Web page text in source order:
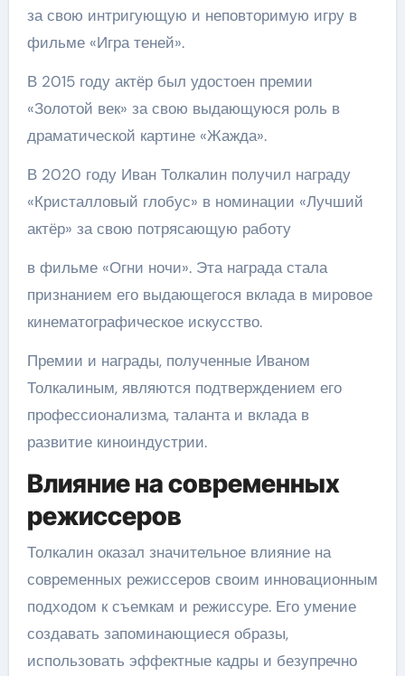
за свою интригующую и неповторимую игру в
фильме «Игра теней».
В 2015 году актёр был удостоен премии
«Золотой век» за свою выдающуюся роль в
драматической картине «Жажда».
В 2020 году Иван Толкалин получил награду
«Кристалловый глобус» в номинации «Лучший
актёр» за свою потрясающую работу
в фильме «Огни ночи». Эта награда стала
признанием его выдающегося вклада в мировое
кинематографическое искусство.
Премии и награды, полученные Иваном
Толкалиным, являются подтверждением его
профессионализма, таланта и вклада в
развитие киноиндустрии.
Влияние на современных
режиссеров
Толкалин оказал значительное влияние на
современных режиссеров своим инновационным
подходом к съемкам и режиссуре. Его умение
создавать запоминающиеся образы,
использовать эффектные кадры и безупречно